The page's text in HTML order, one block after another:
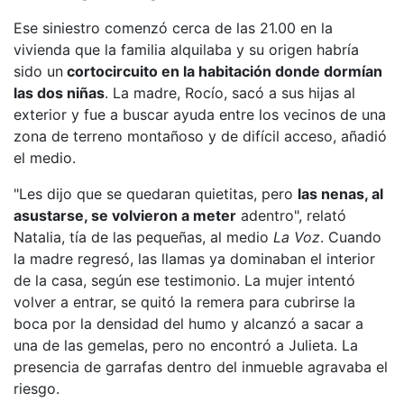
Ese siniestro comenzó cerca de las 21.00 en la
vivienda que la familia alquilaba y su origen habría
sido un cortocircuito en la habitación donde dormían
las dos niñas. La madre, Rocío, sacó a sus hijas al
exterior y fue a buscar ayuda entre los vecinos de una
zona de terreno montañoso y de difícil acceso, añadió
el medio.
"Les dijo que se quedaran quietitas, pero las nenas, al
asustarse, se volvieron a meter adentro", relató
Natalia, tía de las pequeñas, al medio La Voz. Cuando
la madre regresó, las llamas ya dominaban el interior
de la casa, según ese testimonio. La mujer intentó
volver a entrar, se quitó la remera para cubrirse la
boca por la densidad del humo y alcanzó a sacar a
una de las gemelas, pero no encontró a Julieta. La
presencia de garrafas dentro del inmueble agravaba el
riesgo.